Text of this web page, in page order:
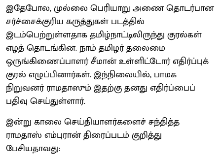
இதேபோல, முல்லை பெரியாறு அணை தொடர்பான
சர்ச்சைக்குரிய கருத்துகள் படத்தில்
இடம்பெற்றுள்ளதாக தமிழ்நாட்டிலிருந்து குரல்கள்
எழத் தொடங்கின. நாம் தமிழர் தலைமை
ஒருங்கிணைப்பாளர் சீமான் உள்ளிட்டோர் எதிர்ப்புக்
குரல் எழுப்பினார்கள். இந்நிலையில், பாமக
நிறுவனர் ராமதாஸும் இதற்கு தனது எதிர்ப்பைப்
பதிவு செய்துள்ளார்.
இன்று காலை செய்தியாளர்களைச் சந்தித்த
ராமதாஸ் எம்புரான் திரைப்படம் குறித்து
பேசியதாவது: